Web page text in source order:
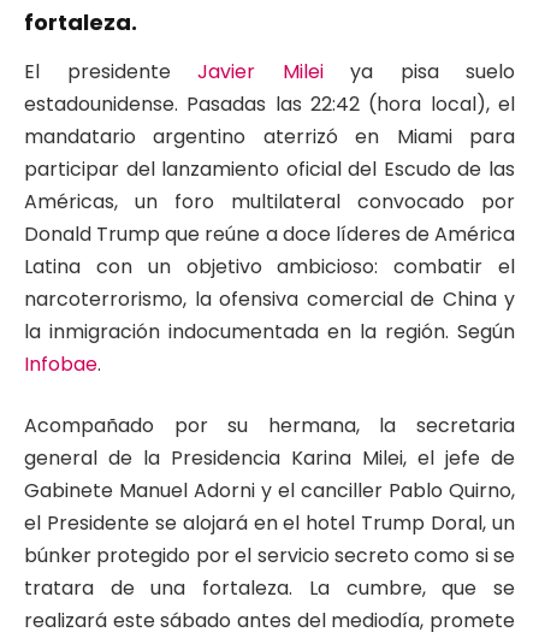
fortaleza.
El presidente Javier Mileiya pisa suelo
estadounidense. Pasadas las 22:42 (hora local), el
mandatario argentino aterrizó en Miami para
participar del lanzamiento oficial del Escudo de las
Américas, un foro multilateral convocado por
Donald Trump que reúne a doce líderes de América
Latina con un objetivo ambicioso: combatir el
narcoterrorismo, la ofensiva comercial de China y
la inmigración indocumentada en la región. Según
Infobae.
Acompañado por su hermana, la secretaria
general de la Presidencia Karina Milei, el jefe de
Gabinete Manuel Adorni y el canciller Pablo Quirno,
el Presidente se alojará en el hotel Trump Doral, un
búnker protegido por el servicio secreto como si se
tratara de una fortaleza. La cumbre, que se
realizará este sábado antes del mediodía, promete